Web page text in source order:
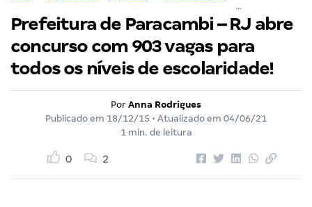
Prefeitura de Paracambi – RJ abre
concurso com 903 vagas para
todos os níveis de escolaridade!
Por Anna Rodrigues
Publicado em 18/12/15 • Atualizado em 04/06/21
1 min. de leitura
0 2